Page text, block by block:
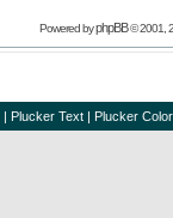
Powered byphpBB© 2001,
| Plucker Text | Plucker Color